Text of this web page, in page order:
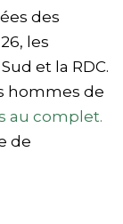
des
les
et la RDC.
hommes de
au complet.
de